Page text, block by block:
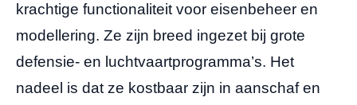
krachtige functionaliteit voor eisenbeheer en
modellering. Ze zijn breed ingezet bij grote
defensie- en luchtvaartprogramma’s. Het
nadeel is dat ze kostbaar zijn in aanschaf en